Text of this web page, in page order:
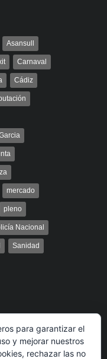
Asansull
Carnaval
Cádiz
mercado
pleno
Nacional
Sanidad
para garantizar el
y mejorar nuestros
rechazar las no